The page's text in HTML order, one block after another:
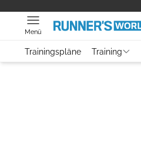
Menü
Trainingspläne Training